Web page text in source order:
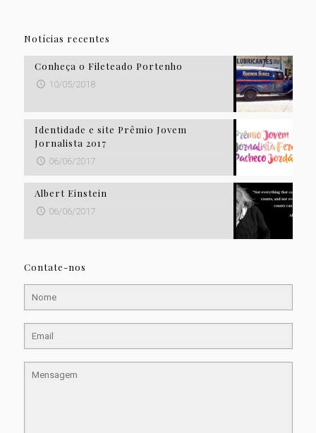
Notícias recentes
Conheça o Fileteado Portenho
10/05/2018
Identidade e site Prêmio Jovem
Jornalista 2017
06/06/2017
Albert Einstein
06/06/2017
Contate-nos